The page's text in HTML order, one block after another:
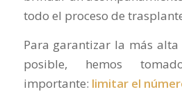
todo el proceso de
Para garantizar la más
posible, hemos
importante: limitar el